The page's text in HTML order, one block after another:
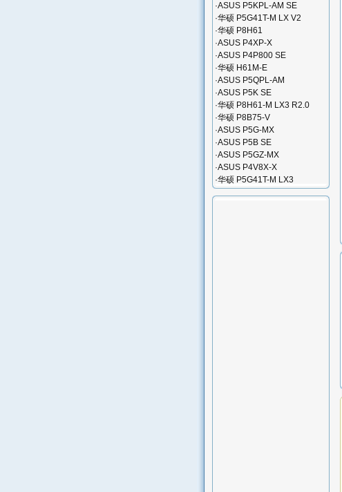
·ASUS P5KPL-AM SE
·华硕 P5G41T-M LX V2
·华硕 P8H61
·ASUS P4XP-X
·ASUS P4P800 SE
·华硕 H61M-E
·ASUS P5QPL-AM
·ASUS P5K SE
·华硕 P8H61-M LX3 R2.0
·华硕 P8B75-V
·ASUS P5G-MX
·ASUS P5B SE
·ASUS P5GZ-MX
·ASUS P4V8X-X
·华硕 P5G41T-M LX3